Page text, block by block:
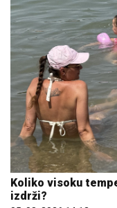
Koliko visoku
izdrži?
05. 08. 2026 14:12